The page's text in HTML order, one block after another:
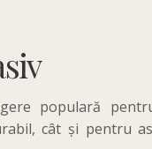
populară
cât și pentru